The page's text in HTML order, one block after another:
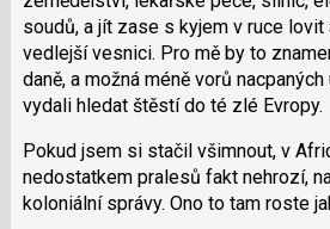
soudů, a jít zase s kyjem v ruce
vedlejší vesnici. Pro mě by to
daně, a možná méně vorů
vydali hledat štěstí do té zlé Evropy.
Pokud jsem si stačil všimnout, v
nedostatkem pralesů fakt nehrozí,
koloniální správy. Ono to tam roste